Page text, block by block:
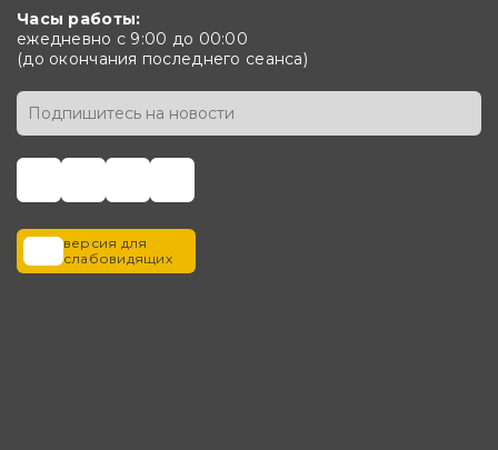
Часы работы:
ежедневно с 9:00 до 00:00
(до окончания последнего сеанса)
версия для
слабовидящих